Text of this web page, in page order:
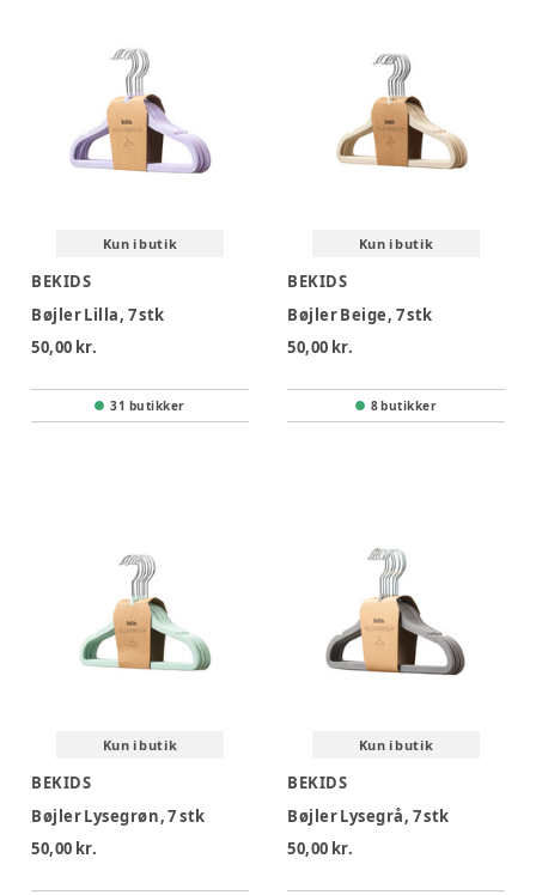
Kun i butik
BEKIDS
Bøjler Lilla, 7 stk
50,00 kr.
31 butikker
Kun i butik
BEKIDS
Bøjler Beige, 7 stk
50,00 kr.
8 butikker
Kun i butik
BEKIDS
Bøjler Lysegrøn, 7 stk
50,00 kr.
Kun i butik
BEKIDS
Bøjler Lysegrå, 7 stk
50,00 kr.